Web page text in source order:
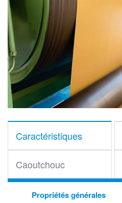
Caractéristiques
Caoutchouc
Propriétés générales